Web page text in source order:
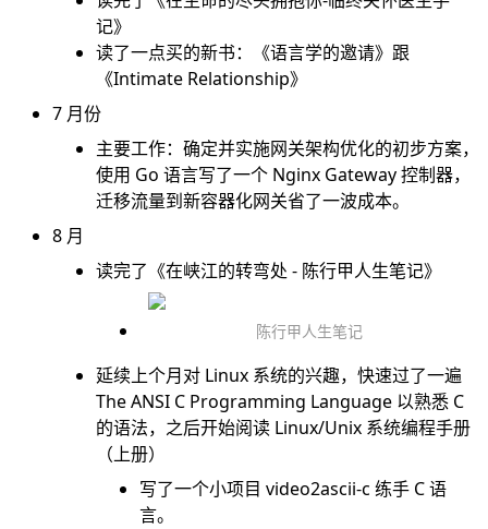
记》
读了一点买的新书：《语言学的邀请》跟
《Intimate Relationship》
7 月份
主要工作：确定并实施网关架构优化的初步方案，
使用 Go 语言写了一个 Nginx Gateway 控制器，
迁移流量到新容器化网关省了一波成本。
8 月
读完了《在峡江的转弯处 - 陈行甲人生笔记》
陈行甲人生笔记
延续上个月对 Linux 系统的兴趣，快速过了一遍
The ANSI C Programming Language 以熟悉 C
的语法，之后开始阅读 Linux/Unix 系统编程手册
（上册）
写了一个小项目 video2ascii-c 练手 C 语
言。